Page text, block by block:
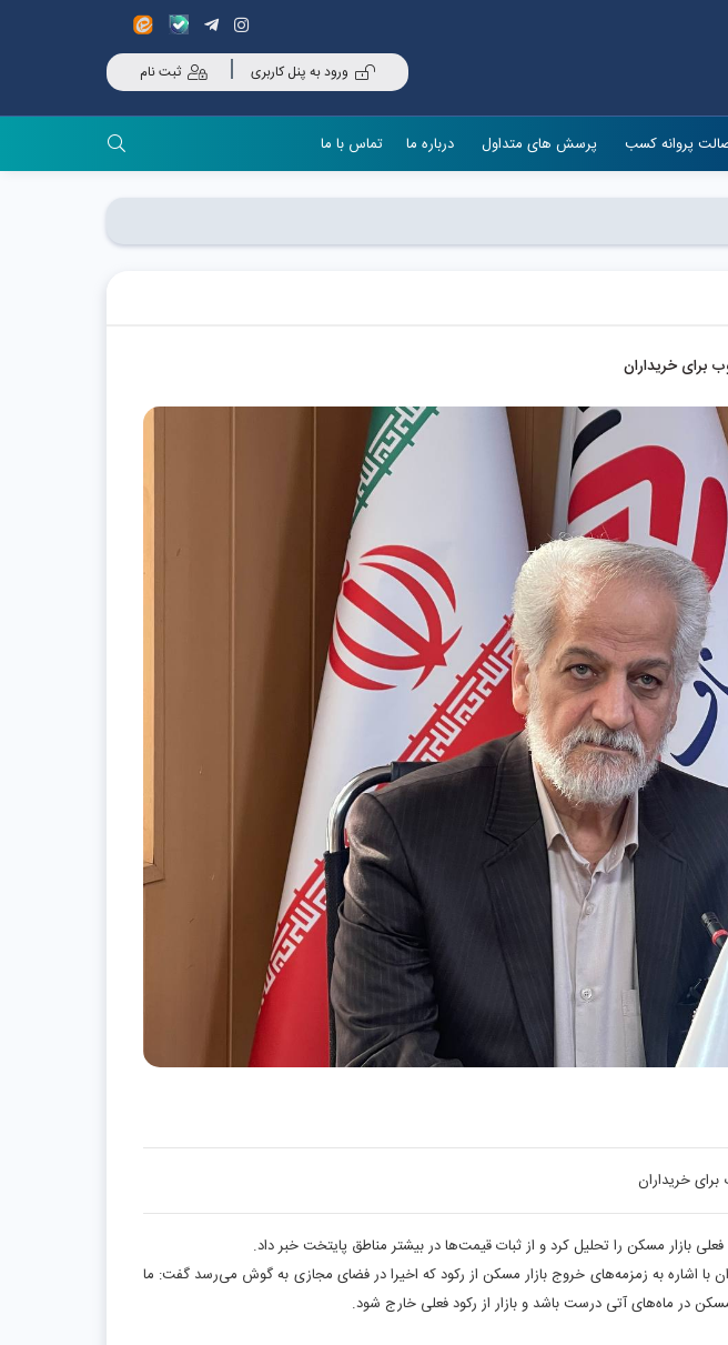
ورود به پنل کاربری ثبت نام
پروانه کسب پرسش های متداول درباره ما تماس با ما
برای خریداران
خریداران
بازار مسکن را تحلیل کرد و از ثبات قیمت‌ها در بیشتر مناطق پایتخت خبر داد.
با اشاره به زمزمه‌های خروج بازار مسکن از رکود که اخیرا در فضای مجازی به گوش می‌رسد گفت: ما
در ماه‌های آتی درست باشد و بازار از رکود فعلی خارج شود.